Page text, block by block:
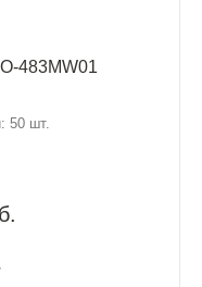
483MW01
50 шт.